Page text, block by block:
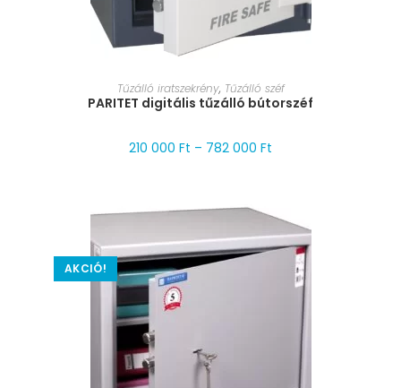
MÉRET VÁLASZTÁSA
Tűzálló iratszekrény, Tűzálló széf
PARITET digitális tűzálló bútorszéf
210 000 Ft – 782 000 Ft
AKCIÓ!